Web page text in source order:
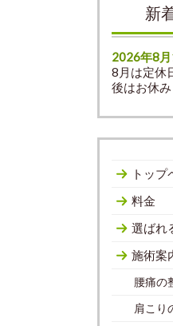
新
2026年8月
8月は定休
後はお休み
トップ
料金
選ばれ
施術案
腰痛の
肩こり